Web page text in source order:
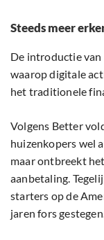
Steeds meer
De introductie van
waarop digitale
het traditionele
Volgens Better
huizenkopers wel
maar ontbreekt
aanbetaling.
starters op de
jaren fors